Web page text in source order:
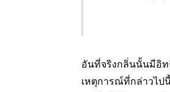
อันที่จริงกลิ่นนั้นมีอิ
เหตุการณ์ที่กล่าวไ